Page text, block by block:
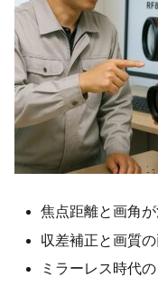
焦点距離と画角
収差補正と画質
ミラーレス時代